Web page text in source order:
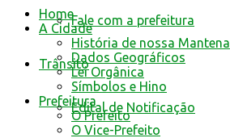
Fale com a prefeitura
Trânsito
Edital de Notificação
Home
A Cidade
História de nossa Mantena
Dados Geográficos
Lei Orgânica
Símbolos e Hino
Prefeitura
O Prefeito
O Vice-Prefeito